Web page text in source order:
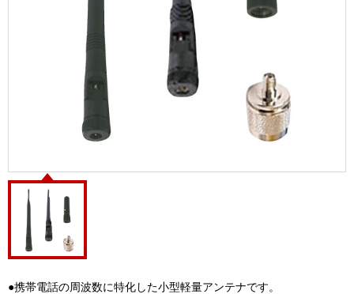
●携帯電話の周波数に特化した小型軽量アンテナです。